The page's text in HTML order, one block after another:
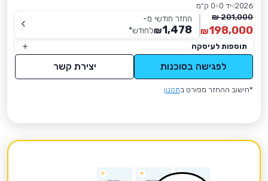
2026 יד 0
0 ק״מ
201,000 ₪
198,000
₪
החזר חודשי מ-
1,478
₪לחודש*
תוספות לעיסקה
לפגישה בסוכנות יצירת קשר
*חישוב ההחזר מפורט בתקנון